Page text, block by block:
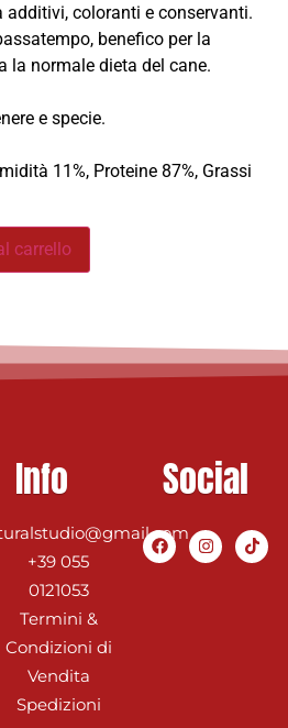
additivi, coloranti e conservanti.
benefico per la
la normale dieta del cane.
e specie.
11%, Proteine 87%, Grassi
carrello
Info
+39 055
0121053
Termini &
Condizioni di
Vendita
Spedizioni
Social